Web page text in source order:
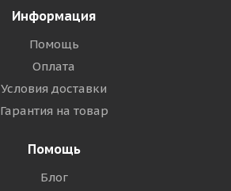
Информация
Помощь
Оплата
Условия доставки
Гарантия на товар
Помощь
Блог